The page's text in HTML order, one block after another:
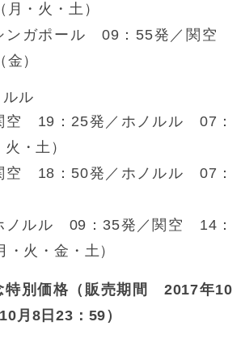
・火・土）
ガポール 09：55発／関空
）
ルル
19：25発／ホノルル 07：
・土）
18：50発／ホノルル 07：
ルル 09：35発／関空 14：
火・金・土）
特別価格（販売期間 2017年10
月8日23：59）